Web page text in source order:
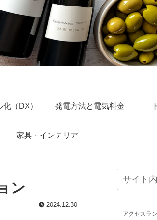
（DX） 発電方法と電気料金
家具・インテリア
ン
2024.12.30
アクセスラ